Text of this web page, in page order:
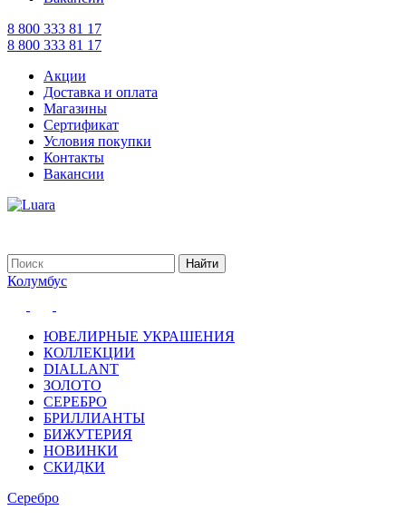
8 800 333 81 17
8 800 333 81 17
Акции
Доставка и оплата
Магазины
Сертификат
Условия покупки
Контакты
Вакансии
Колумбус
ЮВЕЛИРНЫЕ УКРАШЕНИЯ
КОЛЛЕКЦИИ
DIALLANT
ЗОЛОТО
СЕРЕБРО
БРИЛЛИАНТЫ
БИЖУТЕРИЯ
НОВИНКИ
СКИДКИ
Серебро